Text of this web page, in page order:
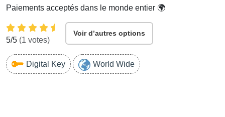
Paiements acceptés dans le monde entier 🌍
5/5 (1 votes)
Voir d’autres options
Digital Key World Wide